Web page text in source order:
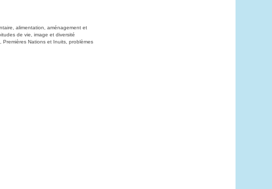
alimentation, aménagement et
de vie, image et diversité
Nations et Inuits, problèmes